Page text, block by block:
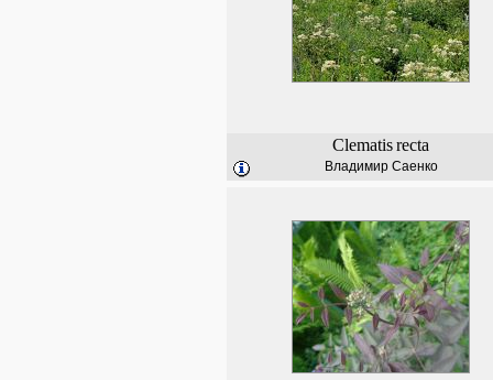
Clematisrecta
Владимир Саенко